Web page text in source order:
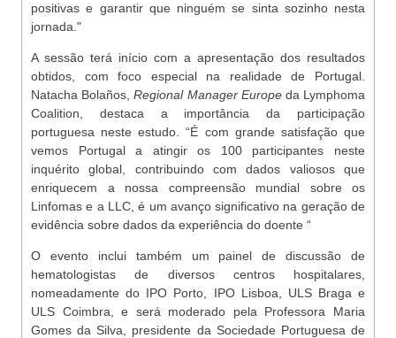
positivas e garantir que ninguém se sinta sozinho nesta
jornada."
A sessão terá início com a apresentação dos resultados
obtidos, com foco especial na realidade de Portugal.
Natacha Bolaños,Regional Manager Europe da Lymphoma
Coalition, destaca a importância da participação
portuguesa neste estudo. “É com grande satisfação que
vemos Portugal a atingir os 100 participantes neste
inquérito global, contribuindo com dados valiosos que
enriquecem a nossa compreensão mundial sobre os
Linfomas e a LLC, é um avanço significativo na geração de
evidência sobre dados da experiência do doente “
O evento inclui também um painel de discussão de
hematologistas de diversos centros hospitalares,
nomeadamente do IPO Porto, IPO Lisboa, ULS Braga e
ULS Coimbra, e será moderado pela Professora Maria
Gomes da Silva, presidente da Sociedade Portuguesa de